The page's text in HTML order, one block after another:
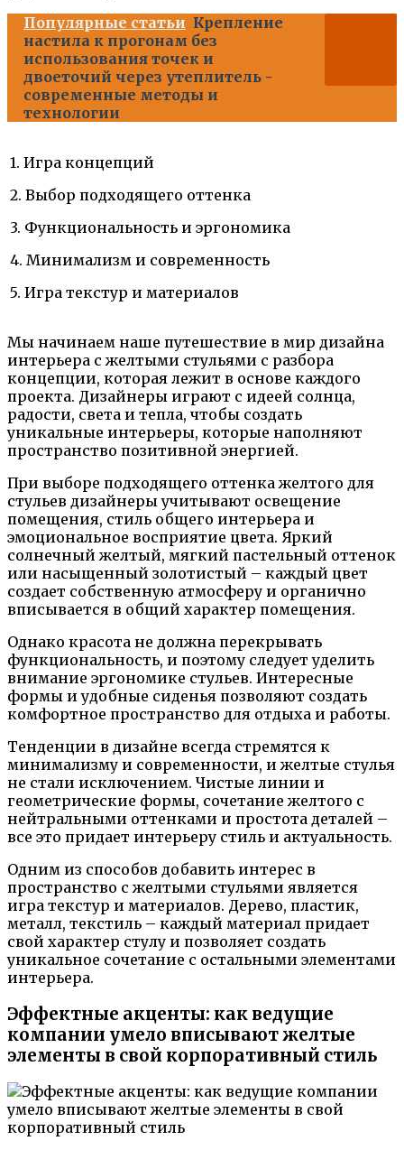
Популярные статьи Крепление
настила к прогонам без
использования точек и
двоеточий через утеплитель -
современные методы и
технологии
1. Игра концепций
2. Выбор подходящего оттенка
3. Функциональность и эргономика
4. Минимализм и современность
5. Игра текстур и материалов
Мы начинаем наше путешествие в мир дизайна
интерьера с желтыми стульями с разбора
концепции, которая лежит в основе каждого
проекта. Дизайнеры играют с идеей солнца,
радости, света и тепла, чтобы создать
уникальные интерьеры, которые наполняют
пространство позитивной энергией.
При выборе подходящего оттенка желтого для
стульев дизайнеры учитывают освещение
помещения, стиль общего интерьера и
эмоциональное восприятие цвета. Яркий
солнечный желтый, мягкий пастельный оттенок
или насыщенный золотистый – каждый цвет
создает собственную атмосферу и органично
вписывается в общий характер помещения.
Однако красота не должна перекрывать
функциональность, и поэтому следует уделить
внимание эргономике стульев. Интересные
формы и удобные сиденья позволяют создать
комфортное пространство для отдыха и работы.
Тенденции в дизайне всегда стремятся к
минимализму и современности, и желтые стулья
не стали исключением. Чистые линии и
геометрические формы, сочетание желтого с
нейтральными оттенками и простота деталей –
все это придает интерьеру стиль и актуальность.
Одним из способов добавить интерес в
пространство с желтыми стульями является
игра текстур и материалов. Дерево, пластик,
металл, текстиль – каждый материал придает
свой характер стулу и позволяет создать
уникальное сочетание с остальными элементами
интерьера.
Эффектные акценты: как ведущие
компании умело вписывают желтые
элементы в свой корпоративный стиль